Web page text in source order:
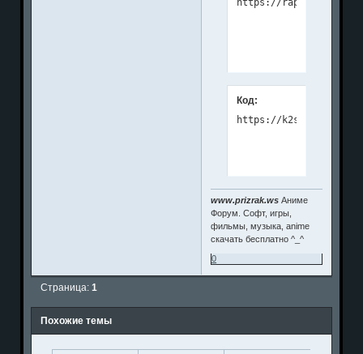
Код:
https://k2s.cc/file/
www.prizrak.ws Аниме
Форум. Софт, игры,
фильмы, музыка, anime
скачать бесплатно ^_^
0
Страница:1
Похожие темы